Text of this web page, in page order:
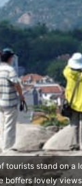
tourists stand on a
boffers lovely